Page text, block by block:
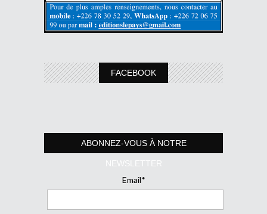
FACEBOOK
ABONNEZ-VOUS À NOTRE
NEWSLETTER
Email*